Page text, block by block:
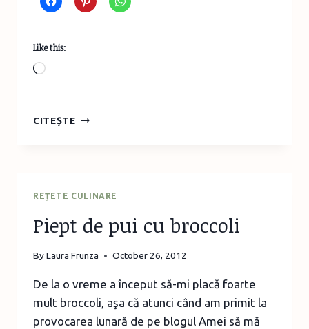
Like this:
Loading…
CITEȘTEDOVLECI
REȚETE CULINARE
Piept de pui cu broccoli
ByLaura Frunza October 26, 2012
De la o vreme a început să-mi placă foarte
mult broccoli, aşa că atunci când am primit la
provocarea lunară de pe blogul Amei să mă